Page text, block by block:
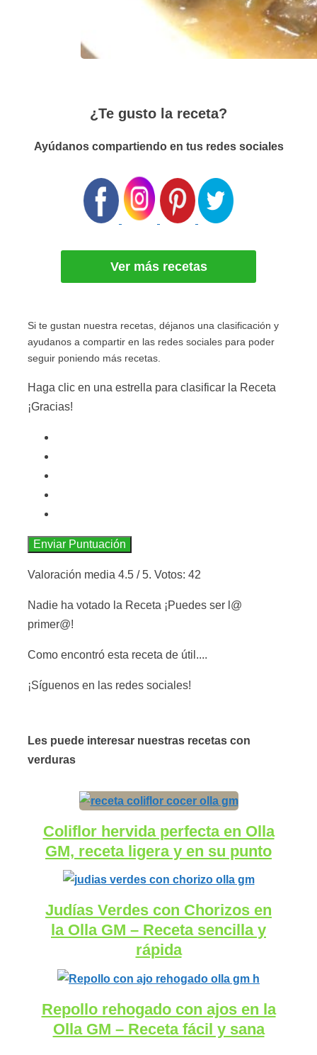
¿Te gusto la receta?
Ayúdanos compartiendo en tus redes sociales
Ver más recetas
Si te gustan nuestra recetas, déjanos una clasificación y
ayudanos a compartir en las redes sociales para poder
seguir poniendo más recetas.
Haga clic en una estrella para clasificar la Receta
¡Gracias!
Enviar Puntuación
Valoración media 4.5 / 5. Votos: 42
Nadie ha votado la Receta ¡Puedes ser l@
primer@!
Como encontró esta receta de útil....
¡Síguenos en las redes sociales!
Les puede interesar nuestras recetas con
verduras
Coliflor hervida perfecta en Olla
GM, receta ligera y en su punto
Judías Verdes con Chorizos en
la Olla GM – Receta sencilla y
rápida
Repollo rehogado con ajos en la
Olla GM – Receta fácil y sana